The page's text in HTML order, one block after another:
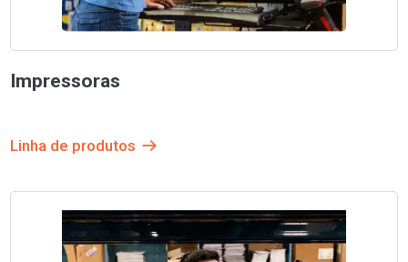
Impressoras
Linha de produtos